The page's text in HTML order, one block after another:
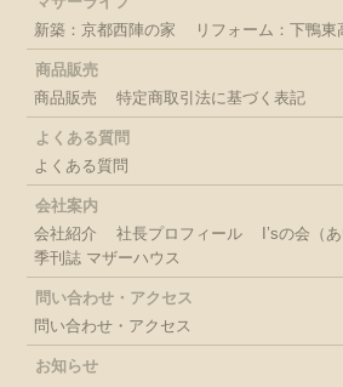
新築：京都西陣の家
リフォーム：下鴨東
商品販売
商品販売
特定商取引法に基づく表記
よくある質問
よくある質問
会社案内
会社紹介
社長プロフィール
I’sの会（
季刊誌 マザーハウス
問い合わせ・アクセス
問い合わせ・アクセス
お知らせ